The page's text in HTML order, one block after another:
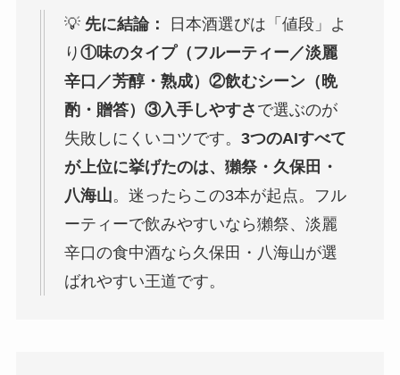
💡 先に結論：
日本酒選びは「値段」よ
り ①味のタイプ（フルーティー／淡麗
辛口／芳醇・熟成）②飲むシーン（晩
酌・贈答）③入手しやすさ で選ぶのが
失敗しにくいコツです。 3つのAIすべて
が上位に挙げたのは、獺祭・久保田・
八海山。迷ったらこの3本が起点。フル
ーティーで飲みやすいなら獺祭、淡麗
辛口の食中酒なら久保田・八海山が選
ばれやすい王道です。